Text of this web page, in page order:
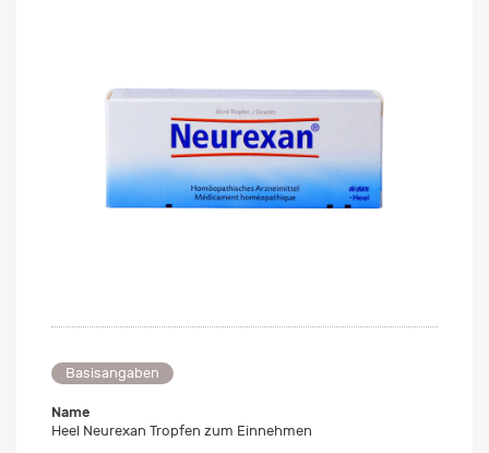
Basisangaben
Name
Heel Neurexan Tropfen zum Einnehmen